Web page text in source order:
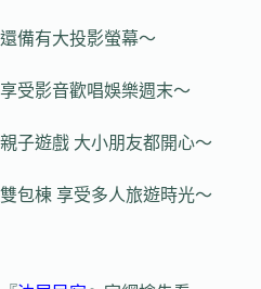
還備有大投影螢幕～
享受影音歡唱娛樂週末～
親子遊戲 大小朋友都開心～
雙包棟 享受多人旅遊時光～